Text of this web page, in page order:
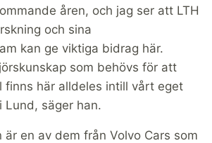
åren, och jag ser att LTH
och sina
kan ge viktiga bidrag här.
som behövs för att
finns här alldeles intill vårt eget
Lund, säger han.
är en av dem från Volvo Cars som